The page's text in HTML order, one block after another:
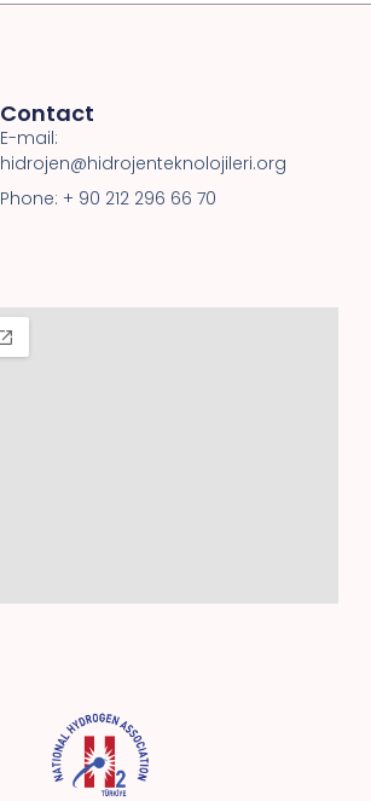
Contact
E-mail:
hidrojen@hidrojenteknolojileri.org
Phone: + 90 212 296 66 70